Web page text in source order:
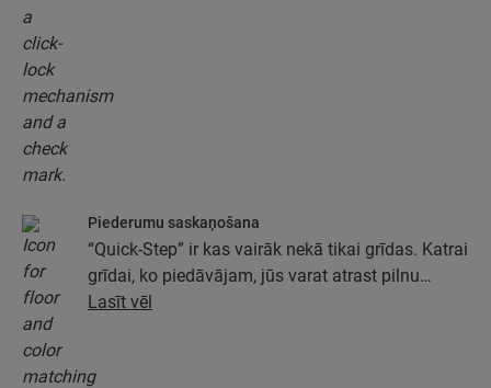
Piederumu saskaņošana
“Quick-Step” ir kas vairāk nekā tikai grīdas. Katrai
grīdai, ko piedāvājam, jūs varat atrast pilnu
piederumu kolekciju, tostarp pamatus, apdares
Lasīt vēl